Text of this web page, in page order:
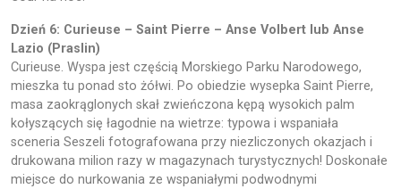
Dzień 6: Curieuse – Saint Pierre – Anse Volbert lub Anse
Lazio (Praslin)
Curieuse. Wyspa jest częścią Morskiego Parku Narodowego,
mieszka tu ponad sto żółwi. Po obiedzie wysepka Saint Pierre,
masa zaokrąglonych skał zwieńczona kępą wysokich palm
kołyszących się łagodnie na wietrze: typowa i wspaniała
sceneria Seszeli fotografowana przy niezliczonych okazjach i
drukowana milion razy w magazynach turystycznych! Doskonałe
miejsce do nurkowania ze wspaniałymi podwodnymi